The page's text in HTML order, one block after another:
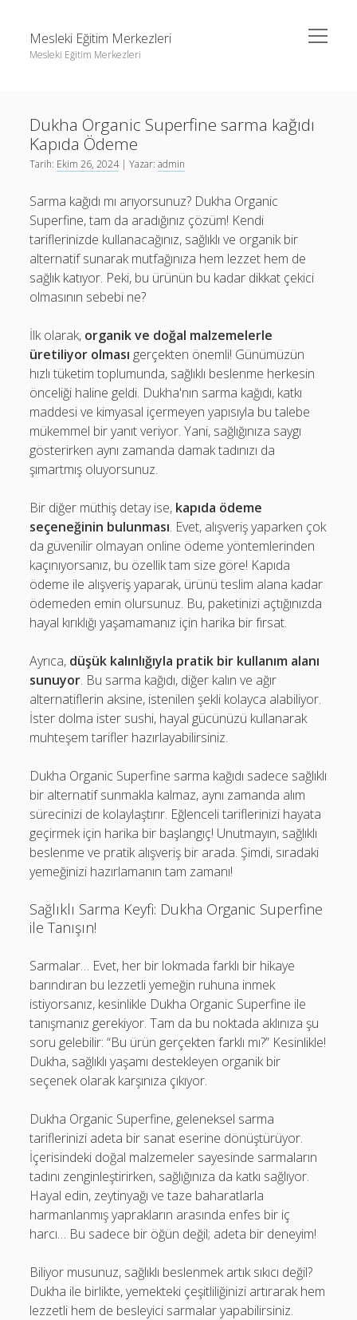
Mesleki Eğitim Merkezleri
Mesleki Eğitim Merkezleri
menüyü
aç
Liste
Sayfa Listesi
Twitter Gizli Hesaba Nasıl Bakılır
Igtv Yorum Yükseltme Hilesi
Sayfa Listesi
Threads Beğeni Arttırma
Twitter Gizli Hesaba Nasıl Bakılır
Dukha Organic Superfine sarma kağıdı
Kapıda Ödeme
Tarih: Ekim 26, 2024| Yazar:admin
Sarma kağıdı mı arıyorsunuz? Dukha Organic
Superfine, tam da aradığınız çözüm! Kendi
tariflerinizde kullanacağınız, sağlıklı ve organik bir
alternatif sunarak mutfağınıza hem lezzet hem de
sağlık katıyor. Peki, bu ürünün bu kadar dikkat çekici
olmasının sebebi ne?
İlk olarak, organik ve doğal malzemelerle
üretiliyor olması gerçekten önemli! Günümüzün
hızlı tüketim toplumunda, sağlıklı beslenme herkesin
önceliği haline geldi. Dukha'nın sarma kağıdı, katkı
maddesi ve kimyasal içermeyen yapısıyla bu talebe
mükemmel bir yanıt veriyor. Yani, sağlığınıza saygı
gösterirken aynı zamanda damak tadınızı da
şımartmış oluyorsunuz.
Bir diğer müthiş detay ise, kapıda ödeme
seçeneğinin bulunması. Evet, alışveriş yaparken çok
da güvenilir olmayan online ödeme yöntemlerinden
kaçınıyorsanız, bu özellik tam size göre! Kapıda
ödeme ile alışveriş yaparak, ürünü teslim alana kadar
ödemeden emin olursunuz. Bu, paketinizi açtığınızda
hayal kırıklığı yaşamamanız için harika bir fırsat.
Ayrıca, düşük kalınlığıyla pratik bir kullanım alanı
sunuyor. Bu sarma kağıdı, diğer kalın ve ağır
alternatiflerin aksine, istenilen şekli kolayca alabiliyor.
İster dolma ister sushi, hayal gücünüzü kullanarak
muhteşem tarifler hazırlayabilirsiniz.
Dukha Organic Superfine sarma kağıdı sadece sağlıklı
bir alternatif sunmakla kalmaz, aynı zamanda alım
sürecinizi de kolaylaştırır. Eğlenceli tariflerinizi hayata
geçirmek için harika bir başlangıç! Unutmayın, sağlıklı
beslenme ve pratik alışveriş bir arada. Şimdi, sıradaki
yemeğinizi hazırlamanın tam zamanı!
Sağlıklı Sarma Keyfi: Dukha Organic Superfine
ile Tanışın!
Sarmalar… Evet, her bir lokmada farklı bir hikaye
barındıran bu lezzetli yemeğin ruhuna inmek
istiyorsanız, kesinlikle Dukha Organic Superfine ile
tanışmanız gerekiyor. Tam da bu noktada aklınıza şu
soru gelebilir: “Bu ürün gerçekten farklı mı?” Kesinlikle!
Dukha, sağlıklı yaşamı destekleyen organik bir
seçenek olarak karşınıza çıkıyor.
Dukha Organic Superfine, geleneksel sarma
tariflerinizi adeta bir sanat eserine dönüştürüyor.
İçerisindeki doğal malzemeler sayesinde sarmaların
tadını zenginleştirirken, sağlığınıza da katkı sağlıyor.
Hayal edin, zeytinyağı ve taze baharatlarla
harmanlanmış yaprakların arasında enfes bir iç
harcı… Bu sadece bir öğün değil; adeta bir deneyim!
Biliyor musunuz, sağlıklı beslenmek artık sıkıcı değil?
Dukha ile birlikte, yemekteki çeşitliliğinizi artırarak hem
lezzetli hem de besleyici sarmalar yapabilirsiniz.